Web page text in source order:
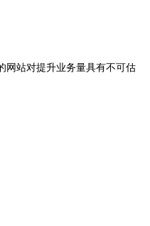
网站对提升业务量具有不可估